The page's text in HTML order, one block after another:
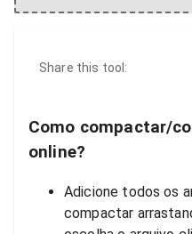
Share this tool:
Como compactar/
online?
Adicione todos os
compactar